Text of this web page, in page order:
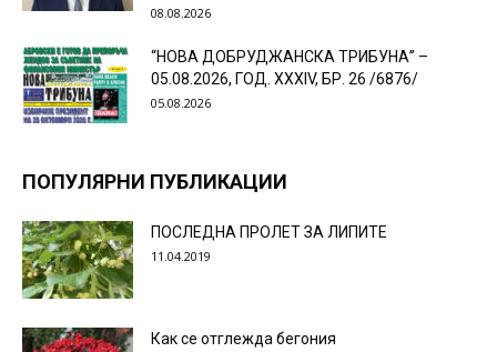
08.08.2026
“НОВА ДОБРУДЖАНСКА ТРИБУНА” –
05.08.2026, ГОД. XXХIV, БР. 26 /6876/
05.08.2026
ПОПУЛЯРНИ ПУБЛИКАЦИИ
ПОСЛЕДНА ПРОЛЕТ ЗА ЛИПИТЕ
11.04.2019
Как се отглежда бегония